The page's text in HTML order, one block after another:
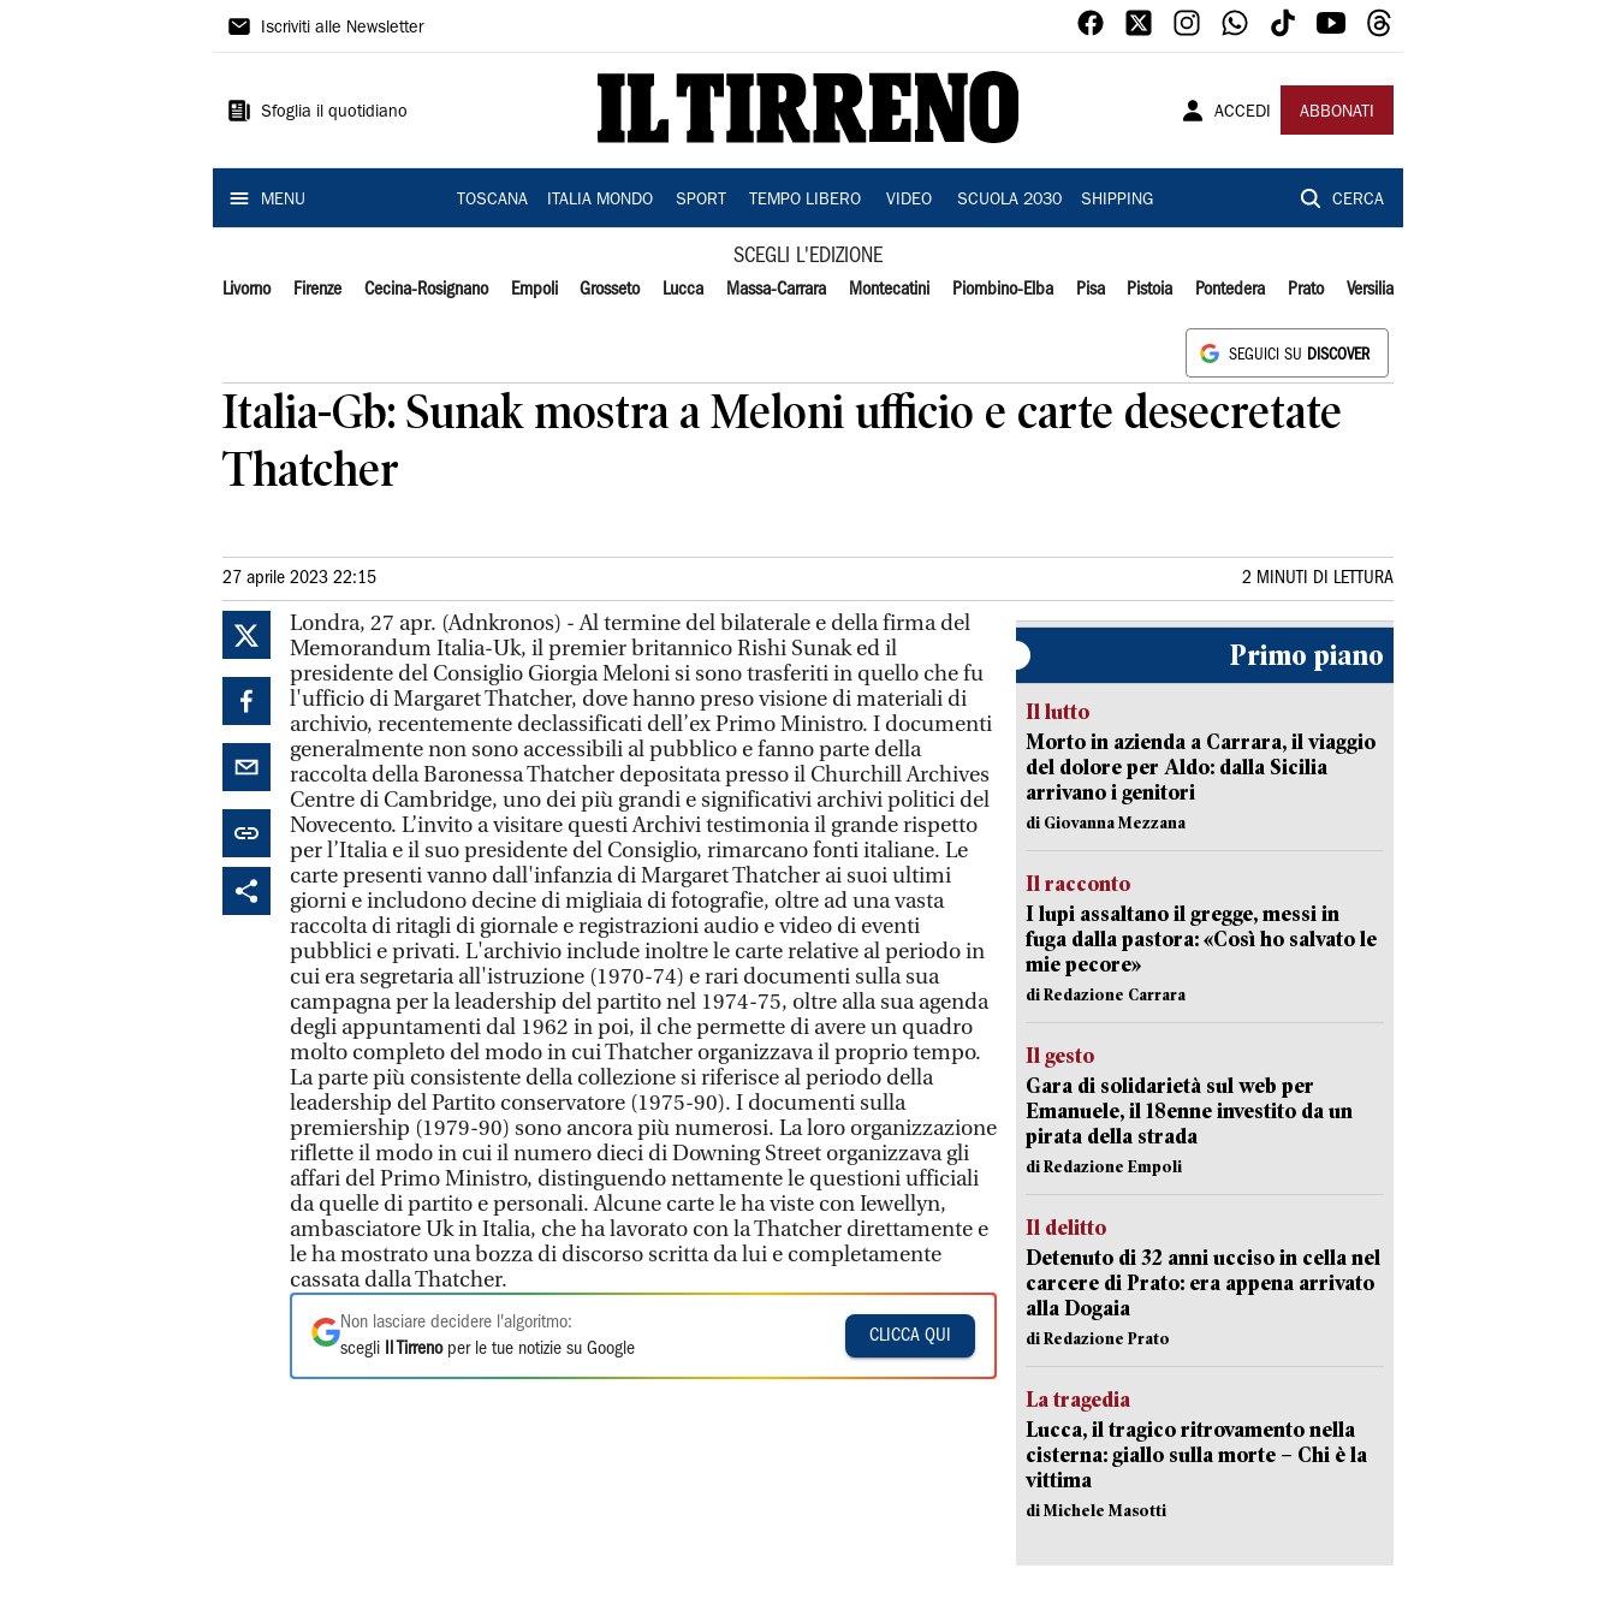
Il
Iscriviti alle Newsletter
Sfoglia il quotidiano ACCEDI ABBONATI
MENU TOSCANA ITALIA MONDO SPORT TEMPO LIBERO VIDEO SCUOLA 2030 SHIPPING CERCA
SCEGLI L'EDIZIONE
Livorno Firenze Cecina-Rosignano Empoli Grosseto Lucca Massa-Carrara Montecatini Piombino-Elba Pisa Pistoia Pontedera Prato Versilia
SEGUICI SU DISCOVER
Italia-Gb: Sunak mostra a Meloni ufficio e carte desecretate
Thatcher
27 aprile 2023 22:15 2 MINUTI DI LETTURA
Londra, 27 apr. (Adnkronos) - Al termine del bilaterale e della firma del
Memorandum Italia-Uk, il premier britannico Rishi Sunak ed il
presidente del Consiglio Giorgia Meloni si sono trasferiti in quello che fu
l'ufficio di Margaret Thatcher, dove hanno preso visione di materiali di
archivio, recentemente declassificati dell’ex Primo Ministro. I documenti
generalmente non sono accessibili al pubblico e fanno parte della
raccolta della Baronessa Thatcher depositata presso il Churchill Archives
Centre di Cambridge, uno dei più grandi e significativi archivi politici del
Novecento. L’invito a visitare questi Archivi testimonia il grande rispetto
per l’Italia e il suo presidente del Consiglio, rimarcano fonti italiane. Le
carte presenti vanno dall'infanzia di Margaret Thatcher ai suoi ultimi
giorni e includono decine di migliaia di fotografie, oltre ad una vasta
raccolta di ritagli di giornale e registrazioni audio e video di eventi
pubblici e privati. L'archivio include inoltre le carte relative al periodo in
cui era segretaria all'istruzione (1970-74) e rari documenti sulla sua
campagna per la leadership del partito nel 1974-75, oltre alla sua agenda
degli appuntamenti dal 1962 in poi, il che permette di avere un quadro
molto completo del modo in cui Thatcher organizzava il proprio tempo.
La parte più consistente della collezione si riferisce al periodo della
leadership del Partito conservatore (1975-90). I documenti sulla
premiership (1979-90) sono ancora più numerosi. La loro organizzazione
riflette il modo in cui il numero dieci di Downing Street organizzava gli
affari del Primo Ministro, distinguendo nettamente le questioni ufficiali
da quelle di partito e personali. Alcune carte le ha viste con Iewellyn,
ambasciatore Uk in Italia, che ha lavorato con la Thatcher direttamente e
le ha mostrato una bozza di discorso scritta da lui e completamente
cassata dalla Thatcher.
Non lasciare decidere l'algoritmo:
scegli
Il Tirrenoper le tue notizie su Google
CLICCA QUI
Primo piano
Il lutto
Morto in azienda a Carrara, il viaggio
del dolore per Aldo: dalla Sicilia
arrivano i genitori
di Giovanna Mezzana
Il racconto
I lupi assaltano il gregge, messi in
fuga dalla pastora: «Così ho salvato le
mie pecore»
di Redazione Carrara
Il gesto
Gara di solidarietà sul web per
Emanuele, il 18enne investito da un
pirata della strada
di Redazione Empoli
Il delitto
Detenuto di 32 anni ucciso in cella nel
carcere di Prato: era appena arrivato
alla Dogaia
di Redazione Prato
La tragedia
Lucca, il tragico ritrovamento nella
cisterna: giallo sulla morte – Chi è la
vittima
di Michele Masotti